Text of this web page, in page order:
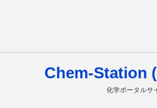
Chem-Station
化学ポータルサ